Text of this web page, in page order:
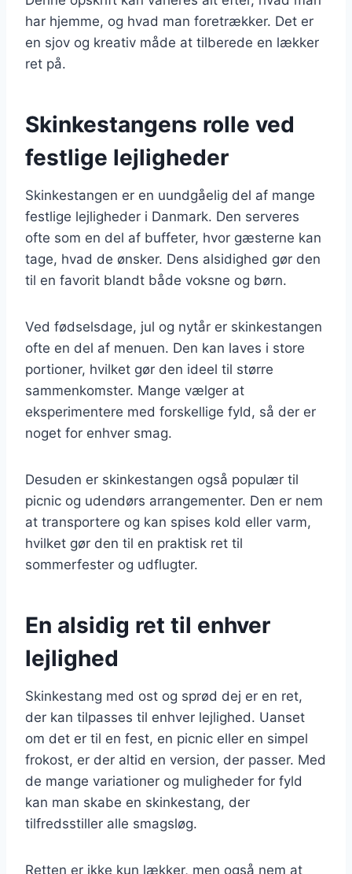
har hjemme, og hvad man foretrækker. Det er
en sjov og kreativ måde at tilberede en lækker
ret på.
Skinkestangens rolle ved
festlige lejligheder
Skinkestangen er en uundgåelig del af mange
festlige lejligheder i Danmark. Den serveres
ofte som en del af buffeter, hvor gæsterne kan
tage, hvad de ønsker. Dens alsidighed gør den
til en favorit blandt både voksne og børn.
Ved fødselsdage, jul og nytår er skinkestangen
ofte en del af menuen. Den kan laves i store
portioner, hvilket gør den ideel til større
sammenkomster. Mange vælger at
eksperimentere med forskellige fyld, så der er
noget for enhver smag.
Desuden er skinkestangen også populær til
picnic og udendørs arrangementer. Den er nem
at transportere og kan spises kold eller varm,
hvilket gør den til en praktisk ret til
sommerfester og udflugter.
En alsidig ret til enhver
lejlighed
Skinkestang med ost og sprød dej er en ret,
der kan tilpasses til enhver lejlighed. Uanset
om det er til en fest, en picnic eller en simpel
frokost, er der altid en version, der passer. Med
de mange variationer og muligheder for fyld
kan man skabe en skinkestang, der
tilfredsstiller alle smagsløg.
Retten er ikke kun lækker, men også nem at